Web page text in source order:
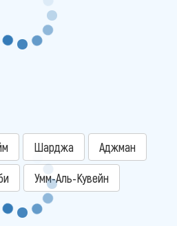
Шарджа Аджман
Умм-Аль-Кувейн